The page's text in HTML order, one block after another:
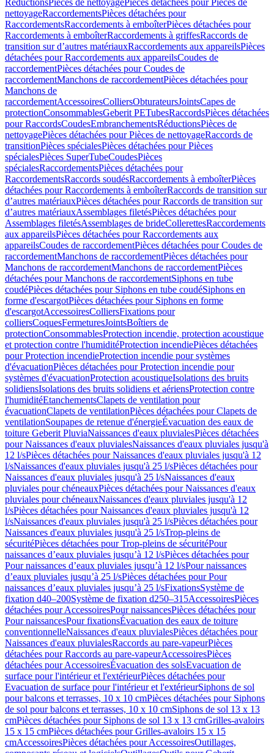
RéductionsPièces de nettoyagePièces détachées pour Pièces de
nettoyageRaccordementsPièces détachées pour
RaccordementsRaccordements à emboîterPièces détachées pour
Raccordements à emboîterRaccordements à griffesRaccords de
transition sur d’autres matériauxRaccordements aux appareilsPièces
détachées pour Raccordements aux appareilsCoudes de
raccordementPièces détachées pour Coudes de
raccordementManchons de raccordementPièces détachées pour
Manchons de
raccordementAccessoiresColliersObturateursJointsCapes de
protectionConsommablesGeberit PETubesRaccordsPièces détachées
pour RaccordsCoudesEmbranchementsRéductionsPièces de
nettoyagePièces détachées pour Pièces de nettoyageRaccords de
transitionPièces spécialesPièces détachées pour Pièces
spécialesPièces SuperTubeCoudesPièces
spécialesRaccordementsPièces détachées pour
RaccordementsRaccords soudésRaccordements à emboîterPièces
détachées pour Raccordements à emboîterRaccords de transition sur
d’autres matériauxPièces détachées pour Raccords de transition sur
d’autres matériauxAssemblages filetésPièces détachées pour
Assemblages filetésAssemblages de brideCollerettesRaccordements
aux appareilsPièces détachées pour Raccordements aux
appareilsCoudes de raccordementPièces détachées pour Coudes de
raccordementManchons de raccordementPièces détachées pour
Manchons de raccordementManchons de raccordementPièces
détachées pour Manchons de raccordementSiphons en tube
coudéPièces détachées pour Siphons en tube coudéSiphons en
forme d'escargotPièces détachées pour Siphons en forme
d'escargotAccessoiresColliersFixations pour
colliersCoquesFermeturesJointsBoîtiers de
protectionConsommablesProtection incendie, protection acoustique
et protection contre l'humiditéProtection incendiePièces détachées
pour Protection incendieProtection incendie pour systèmes
d'évacuationPièces détachées pour Protection incendie pour
systèmes d'évacuationProtection acoustiqueIsolations des bruits
solidiensIsolations des bruits solidiens et aériensProtection contre
l'humiditéEtanchementsClapets de ventilation pour
évacuationClapets de ventilationPièces détachées pour Clapets de
ventilationSoupapes de retenue d'énergieÉvacuation des eaux de
toiture Geberit PluviaNaissances d'eaux pluvialesPièces détachées
pour Naissances d'eaux pluvialesNaissances d'eaux pluviales jusqu'à
12 l/sPièces détachées pour Naissances d'eaux pluviales jusqu'à 12
l/sNaissances d'eaux pluviales jusqu'à 25 l/sPièces détachées pour
Naissances d'eaux pluviales jusqu'à 25 l/sNaissances d'eaux
pluviales pour chéneauxPièces détachées pour Naissances d'eaux
pluviales pour chéneauxNaissances d'eaux pluviales jusqu'à 12
l/sPièces détachées pour Naissances d'eaux pluviales jusqu'à 12
l/sNaissances d'eaux pluviales jusqu'à 25 l/sPièces détachées pour
Naissances d'eaux pluviales jusqu'à 25 l/sTrop-pleins de
sécuritéPièces détachées pour Trop-pleins de sécuritéPour
naissances d’eaux pluviales jusqu’à 12 l/sPièces détachées pour
Pour naissances d’eaux pluviales jusqu’à 12 l/sPour naissances
d’eaux pluviales jusqu’à 25 l/sPièces détachées pour Pour
naissances d’eaux pluviales jusqu’à 25 l/sFixationsSystème de
fixation d40–200Système de fixation d250–315AccessoiresPièces
détachées pour AccessoiresPour naissancesPièces détachées pour
Pour naissancesPour fixationsÉvacuation des eaux de toiture
conventionnelleNaissances d'eaux pluvialesPièces détachées pour
Naissances d'eaux pluvialesRaccords au pare-vapeurPièces
détachées pour Raccords au pare-vapeurAccessoiresPièces
détachées pour AccessoiresÉvacuation des solsEvacuation de
surface pour l'intérieur et l'extérieurPièces détachées pour
Evacuation de surface pour l'intérieur et l'extérieurSiphons de sol
pour balcons et terrasses, 10 x 10 cmPièces détachées pour Siphons
de sol pour balcons et terrasses, 10 x 10 cmSiphons de sol 13 x 13
cmPièces détachées pour Siphons de sol 13 x 13 cmGrilles-avaloirs
15 x 15 cmPièces détachées pour Grilles-avaloirs 15 x 15
cmAccessoiresPièces détachées pour AccessoiresOutillages,